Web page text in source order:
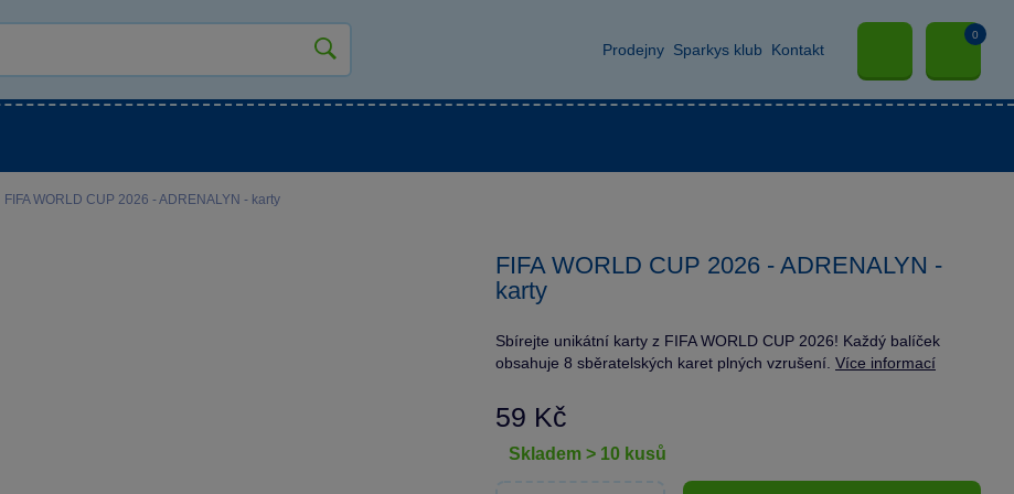
Prodejny Sparkys klub Kontakt
0
FIFA WORLD CUP 2026 - ADRENALYN - karty
FIFA WORLD CUP 2026 - ADRENALYN -
karty
Sbírejte unikátní karty z FIFA WORLD CUP 2026! Každý balíček
obsahuje 8 sběratelských karet plných vzrušení. Více informací
59 Kč
skladem > 10 kusů